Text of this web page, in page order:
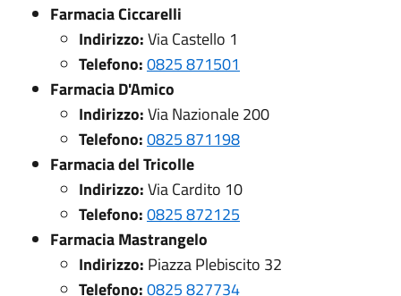
Farmacia Ciccarelli
Indirizzo:Via Castello 1
Telefono:0825 871501
Farmacia D'Amico
Indirizzo:Via Nazionale 200
Telefono:0825 871198
Farmacia del Tricolle
Indirizzo:Via Cardito 10
Telefono:0825 872125
Farmacia Mastrangelo
Indirizzo: Piazza Plebiscito 32
Telefono:0825 827734